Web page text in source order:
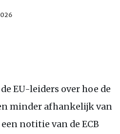
EU-leiders over hoe de
minder afhankelijk van
notitie van de ECB